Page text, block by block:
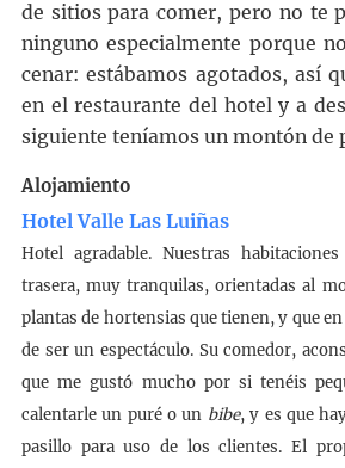
de sitios para comer, pero no te
ninguno especialmente porque
cenar: estábamos agotados, así
en el restaurante del hotel y a
siguiente teníamos un montón de
Alojamiento
Hotel Valle Las Luiñas
Hotel agradable. Nuestras
trasera, muy tranquilas, orientadas al
plantas de hortensias que tienen, y que
de ser un espectáculo. Su comedor,
que me gustó mucho por si tenéis
calentarle un puré o un bibe, y es que
pasillo para uso de los clientes. El